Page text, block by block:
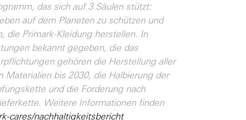
das sich auf 3 Säulen stützt:
auf dem Planeten zu schützen und
die Primark-Kleidung herstellen. In
bekannt gegeben, die das
gehören die Herstellung aller
Materialien bis 2030, die Halbierung der
und die Forderung nach
Weitere Informationen finden
cares/nachhaltigkeitsbericht